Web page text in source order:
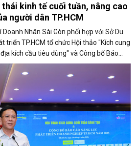
thái kinh tế cuối tuần, nâng cao
người dân TP.HCM
Nhân Sài Gòn phối hợp với Sở Du
triển TP.HCM tổ chức Hội thảo "Kích cung
kích cầu tiêu dùng" và Công bố Báo
nghiệp TP.HCM năm 2025. Trân
ông Nguyễn Ngọc Hồi - Phó Giám đốc
tại Hội thảo.